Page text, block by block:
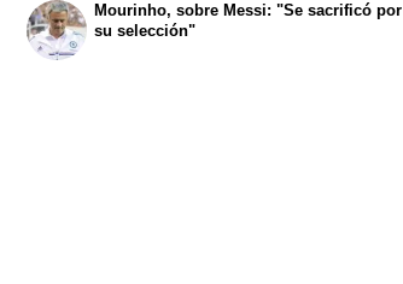
Mourinho, sobre Messi: "Se sacrificó por
su selección"